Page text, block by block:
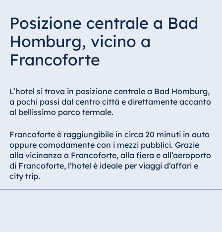
Antonine Hotel &
Spa Malta
Resort & Spa
Mauritius
Posizione centrale a Bad
Homburg, vicino a
Francoforte
L’hotel si trova in posizione centrale a Bad Homburg,
a pochi passi dal centro città e direttamente accanto
al bellissimo parco termale.
Francoforte è raggiungibile in circa 20 minuti in auto
oppure comodamente con i mezzi pubblici. Grazie
alla vicinanza a Francoforte, alla fiera e all’aeroporto
di Francoforte, l’hotel è ideale per viaggi d’affari e
city trip.